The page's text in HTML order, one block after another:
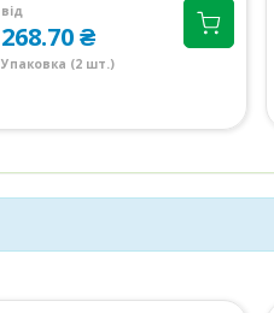
від
268.70 ₴
Упаковка (2 шт.)